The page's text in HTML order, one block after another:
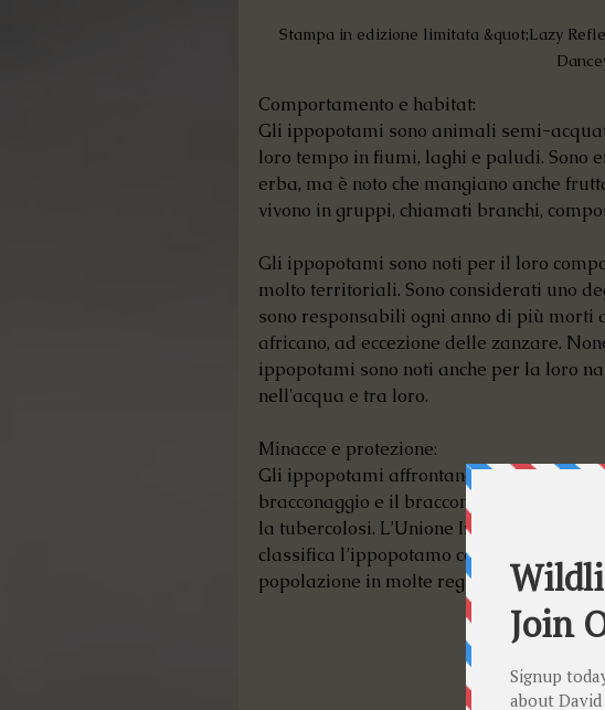
Stampa in edizione limitata &quot;Lazy
Comportamento e habitat:
Gli ippopotami sono animali semi-
loro tempo in fiumi, laghi e paludi. Sono
erba, ma è noto che mangiano anche
vivono in gruppi, chiamati branchi,
Gli ippopotami sono noti per il loro
molto territoriali. Sono considerati uno
sono responsabili ogni anno di più
africano, ad eccezione delle zanzare.
ippopotami sono noti anche per la loro
nell'acqua e tra loro.
Minacce e protezione:
Gli ippopotami affrontano molteplici
bracconaggio e il bracconaggio. Sono
la tubercolosi. L’Unione Internazionale
classifica l’ippopotamo come a rischio
popolazione in molte regioni.